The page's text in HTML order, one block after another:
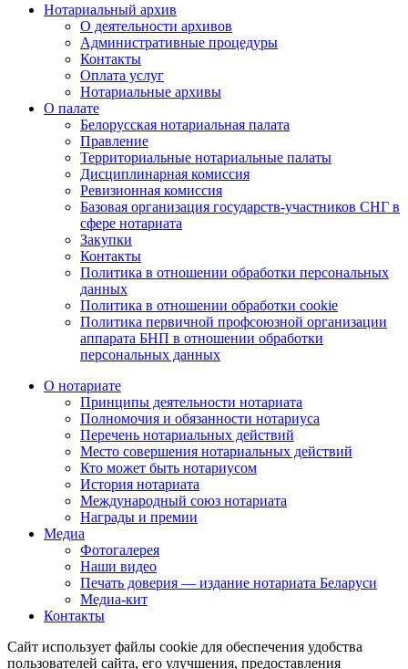
Нотариальный архив
О деятельности архивов
Административные процедуры
Контакты
Оплата услуг
Нотариальные архивы
О палате
Белорусская нотариальная палата
Правление
Территориальные нотариальные палаты
Дисциплинарная комиссия
Ревизионная комиссия
Базовая организация государств-участников СНГ в
сфере нотариата
Закупки
Контакты
Политика в отношении обработки персональных
данных
Политика в отношении обработки cookie
Политика первичной профсоюзной организации
аппарата БНП в отношении обработки
персональных данных
О нотариате
Принципы деятельности нотариата
Полномочия и обязанности нотариуса
Перечень нотариальных действий
Место совершения нотариальных действий
Кто может быть нотариусом
История нотариата
Международный союз нотариата
Награды и премии
Медиа
Фотогалерея
Наши видео
Печать доверия — издание нотариата Беларуси
Медиа-кит
Контакты
Сайт использует файлы cookie для обеспечения удобства
пользователей сайта, его улучшения, предоставления